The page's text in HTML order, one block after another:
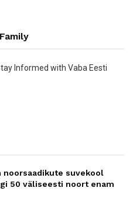
Informed with Vaba Eesti
noorsaadikute suvekool
50 väliseesti noort enam